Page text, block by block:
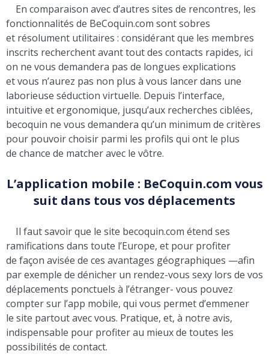
En comparaison avec d’autres sites de rencontres, les
fonctionnalités de BeCoquin.com sont sobres
et résolument utilitaires : considérant que les membres
inscrits recherchent avant tout des contacts rapides, ici
on ne vous demandera pas de longues explications
et vous n’aurez pas non plus à vous lancer dans une
laborieuse séduction virtuelle. Depuis l’interface,
intuitive et ergonomique, jusqu’aux recherches ciblées,
becoquin ne vous demandera qu’un minimum de critères
pour pouvoir choisir parmi les profils qui ont le plus
de chance de matcher avec le vôtre.
L’application mobile : BeCoquin.com vous
suit dans tous vos déplacements
Il faut savoir que le site becoquin.com étend ses
ramifications dans toute l’Europe, et pour profiter
de façon avisée de ces avantages géographiques —afin
par exemple de dénicher un rendez-vous sexy lors de vos
déplacements ponctuels à l’étranger- vous pouvez
compter sur l’app mobile, qui vous permet d’emmener
le site partout avec vous. Pratique, et, à notre avis,
indispensable pour profiter au mieux de toutes les
possibilités de contact.